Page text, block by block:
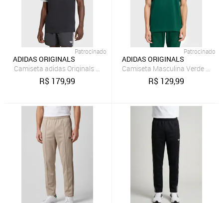
Patrocinado
ADIDAS ORIGINALS
Camiseta adidas Originals 3 Stripes Preta
R$ 179,99
Patrocinado
ADIDAS ORIGINALS
Camiseta Masculina Verde
R$ 129,99